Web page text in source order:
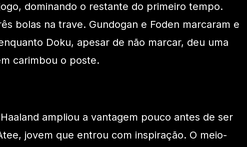
dominando o restante do primeiro tempo.
bolas na trave. Gundogan e Foden marcaram e
Doku, apesar de não marcar, deu uma
carimbou o poste.
ampliou a vantagem pouco antes de ser
jovem que entrou com inspiração. O meio-